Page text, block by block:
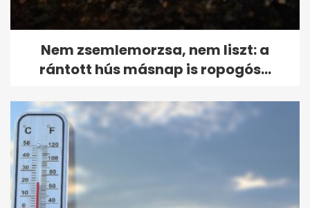
Nem zsemlemorzsa, nem liszt: a
rántott hús másnap is ropogós...